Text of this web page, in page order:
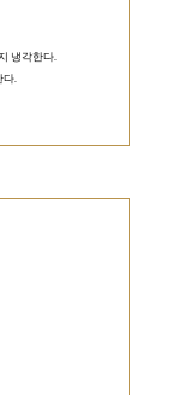
냉각한다.
.